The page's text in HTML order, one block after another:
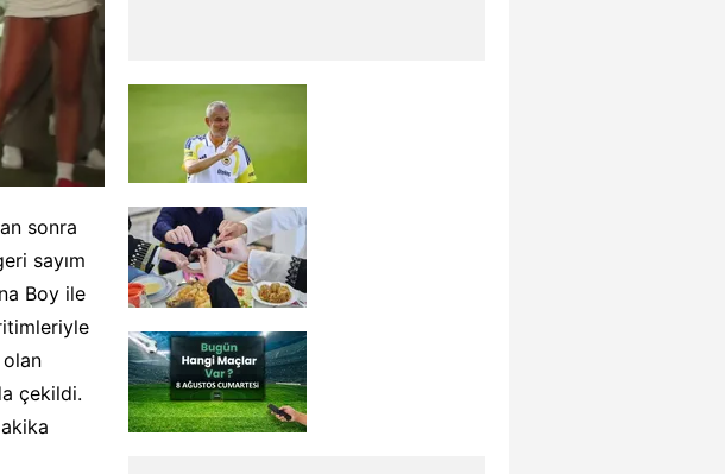
sonra
sayım
Boy ile
çekildi.